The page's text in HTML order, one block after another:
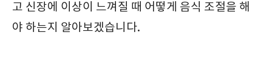
고 신장에 이상이 느껴질 때 어떻게 음식 조절을 해
야 하는지 알아보겠습니다.